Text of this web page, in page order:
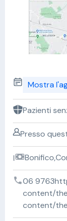
Mostra
Pazienti
Presso
06
content/
content/